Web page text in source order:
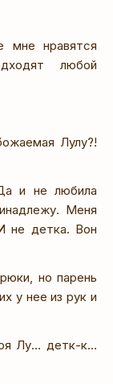
нравятся
любой
Лулу?!
и не любила
Меня
не детка. Вон
но парень
у нее из рук и
Лу… детк-к…